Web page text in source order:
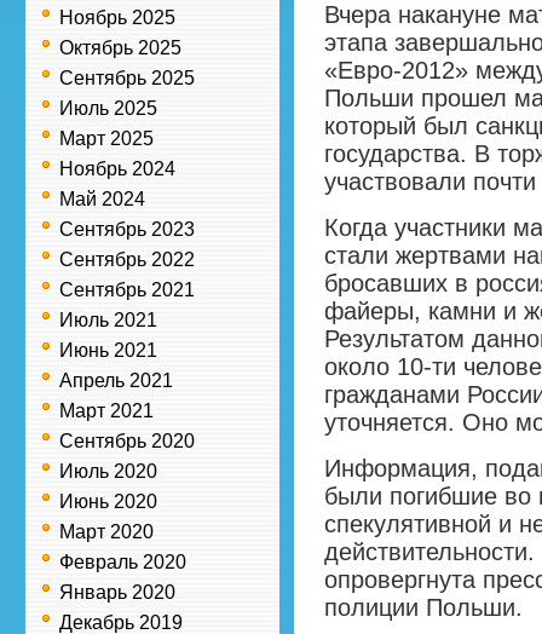
Ноябрь 2025
Октябрь 2025
Сентябрь 2025
Июль 2025
Март 2025
Ноябрь 2024
Май 2024
Сентябрь 2023
Сентябрь 2022
Сентябрь 2021
Июль 2021
Июнь 2021
Апрель 2021
Март 2021
Сентябрь 2020
Июль 2020
Июнь 2020
Март 2020
Февраль 2020
Январь 2020
Декабрь 2019
Вчера накануне
этапа
«Евро-2012»
Польши прошел
который был
государства. В
участвовали
Когда участники
стали жертвами
бросавших в
файеры, камни и
Результатом
около 10-ти
гражданами
уточняется. Оно
Информация,
были погибшие во
спекулятивной и
опровергнута
полиции Польши.